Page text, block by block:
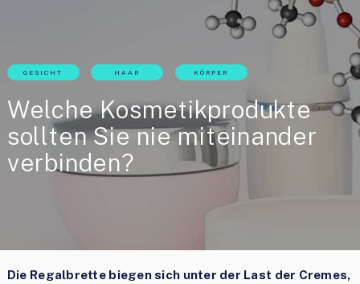
GESICHT HAAR KÖRPER
Welche Kosmetikprodukte
sollten Sie nie miteinander
verbinden?
Die Regalbrette biegen sich unter der Last der Cremes,